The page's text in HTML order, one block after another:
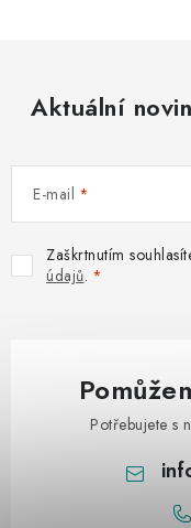
Aktuální
E-mail
Zaškrtnutím
údajů.
Potřebujete s